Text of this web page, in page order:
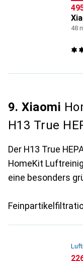
48
9. Xiaomi
H13 True
Der H13 True
HomeKit
eine besonders